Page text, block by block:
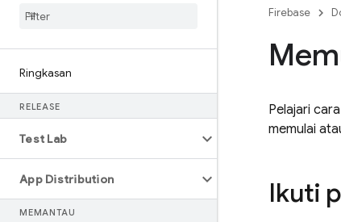
Ringkasan
RELEASE
Test Lab
App Distribution
MEMANTAU
Firebase
Pelajari
memulai
Ikuti